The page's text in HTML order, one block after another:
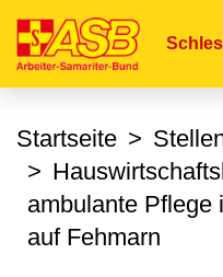
Startseite
ambulante Pflege
auf Fehmarn